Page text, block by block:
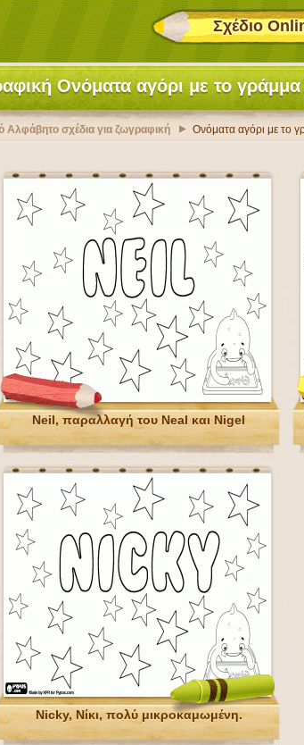
Σχέδιο
Ονόματα αγόρι με το γράμμα
Αλφάβητο σχέδια για ζωγραφική Ονόματα αγόρι με το
Neil, παραλλαγή του Neal και Nigel
Nicky, Νίκι, πολύ μικροκαμωμένη.